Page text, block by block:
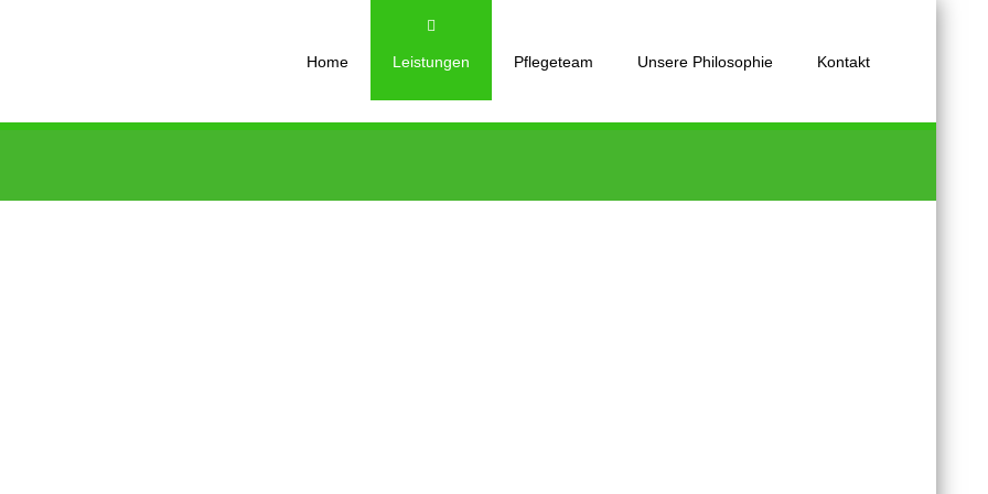
Home Leistungen Pflegeteam Unsere Philosophie Kontakt